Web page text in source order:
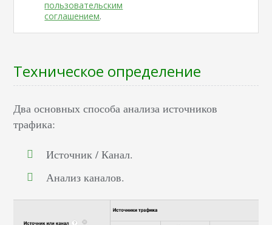
пользовательским
соглашением.
Техническое определение
Два основных способа анализа источников
трафика:
Источник / Канал.
Анализ каналов.